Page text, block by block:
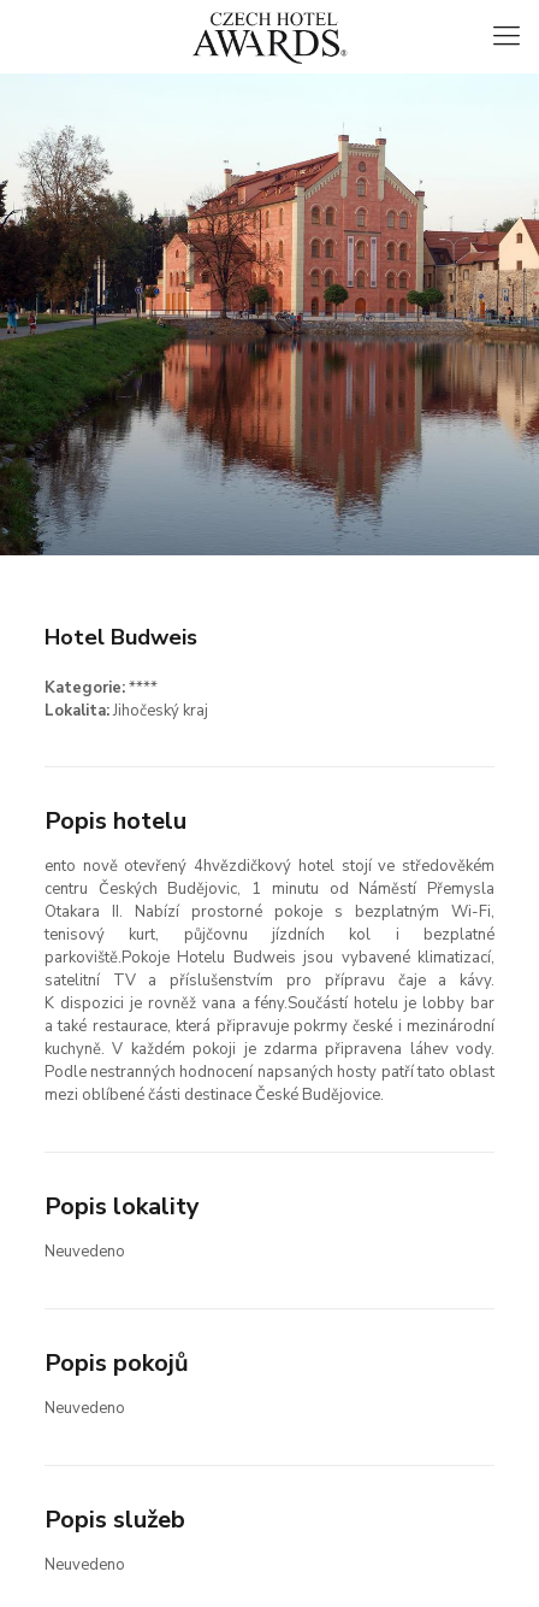
Hotel Budweis
Kategorie:****
Lokalita:Jihočeský kraj
Popis hotelu
ento nově otevřený 4hvězdičkový hotel stojí ve středověkém
centru Českých Budějovic, 1 minutu od Náměstí Přemysla
Otakara II. Nabízí prostorné pokoje s bezplatným Wi-Fi,
tenisový kurt, půjčovnu jízdních kol i bezplatné
parkoviště.Pokoje Hotelu Budweis jsou vybavené klimatizací,
satelitní TV a příslušenstvím pro přípravu čaje a kávy.
K dispozici je rovněž vana a fény.Součástí hotelu je lobby bar
a také restaurace, která připravuje pokrmy české i mezinárodní
kuchyně. V každém pokoji je zdarma připravena láhev vody.
Podle nestranných hodnocení napsaných hosty patří tato oblast
mezi oblíbené části destinace České Budějovice.
Popis lokality
Neuvedeno
Popis pokojů
Neuvedeno
Popis služeb
Neuvedeno